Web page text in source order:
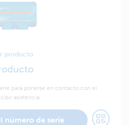
producto
para ponerse en contacto con el
asistencia.
número de serie